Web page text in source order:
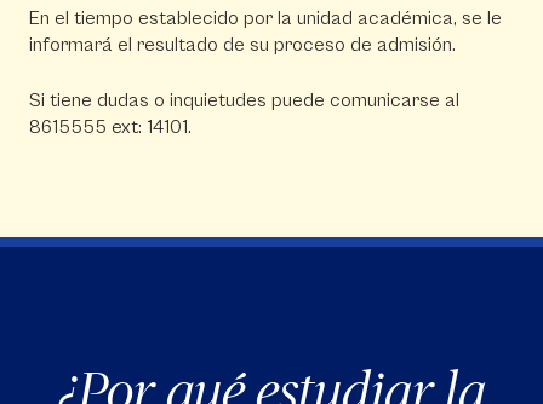
En el tiempo establecido por la unidad académica, se le
informará el resultado de su proceso de admisión.
Si tiene dudas o inquietudes puede comunicarse al
8615555 ext: 14101.
¿Por qué estudiar la